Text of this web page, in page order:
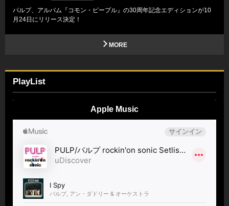
パルプ、アルバム『コモン・ピープル』の30周年記念エディションが10
月24日にリリース決定！
MORE
PlayList
Apple Music